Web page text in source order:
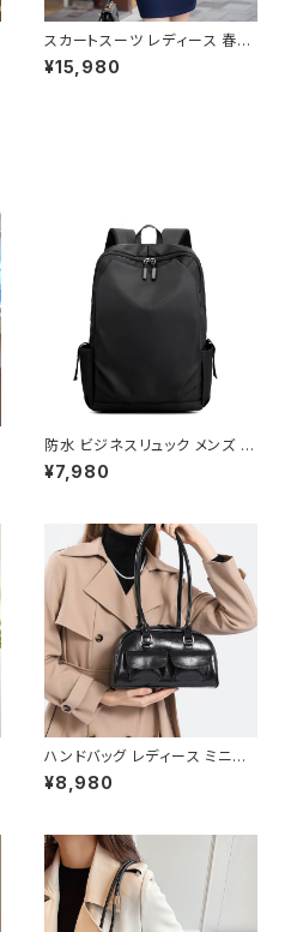
スカートスーツ レディース 春夏
秋冬 春 夏 秋 冬 黒 紺 スーツ
上下セット 2点セット スーツスカ
卒業式 入学式 卒園式 入園式
お呼ばれ ネイビーグリーン ベ
ージュグレー ネイビー ブラック
10代 20代 30代 40代 C-WA
W1058
¥15,980
防水 ビジネスリュック メンズ レ
ディース PC対応 大容量 通勤リ
ュック 通学バッグ バックパック
サイズ K-B0273
¥7,980
ハンドバッグ レディース ミニバ
ッグ ショルダーバッグ レトロバッ
グ 韓国風バッグ コンパクトバッ
ン ホワイト K-B0305
¥8,980